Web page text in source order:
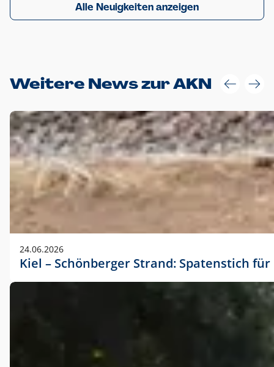
Alle Neuigkeiten anzeigen
Weitere News zur AKN
24.06.2026
Kiel – Schönberger Strand: Spatenstich